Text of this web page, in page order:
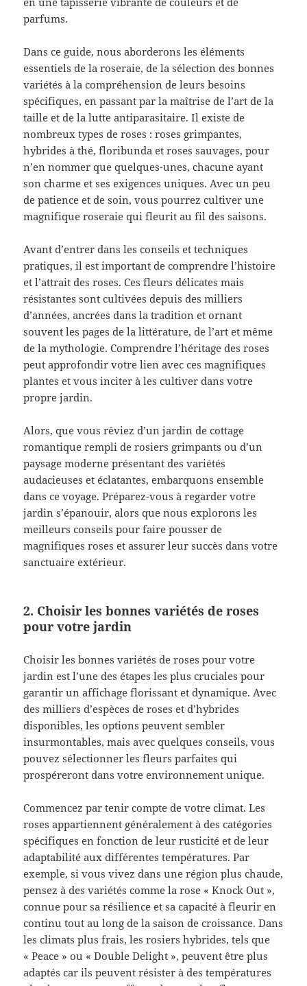
parfums.
Dans ce guide, nous aborderons les éléments
essentiels de la roseraie, de la sélection des bonnes
variétés à la compréhension de leurs besoins
spécifiques, en passant par la maîtrise de l’art de la
taille et de la lutte antiparasitaire. Il existe de
nombreux types de roses : roses grimpantes,
hybrides à thé, floribunda et roses sauvages, pour
n’en nommer que quelques-unes, chacune ayant
son charme et ses exigences uniques. Avec un peu
de patience et de soin, vous pourrez cultiver une
magnifique roseraie qui fleurit au fil des saisons.
Avant d’entrer dans les conseils et techniques
pratiques, il est important de comprendre l’histoire
et l’attrait des roses. Ces fleurs délicates mais
résistantes sont cultivées depuis des milliers
d’années, ancrées dans la tradition et ornant
souvent les pages de la littérature, de l’art et même
de la mythologie. Comprendre l’héritage des roses
peut approfondir votre lien avec ces magnifiques
plantes et vous inciter à les cultiver dans votre
propre jardin.
Alors, que vous rêviez d’un jardin de cottage
romantique rempli de rosiers grimpants ou d’un
paysage moderne présentant des variétés
audacieuses et éclatantes, embarquons ensemble
dans ce voyage. Préparez-vous à regarder votre
jardin s’épanouir, alors que nous explorons les
meilleurs conseils pour faire pousser de
magnifiques roses et assurer leur succès dans votre
sanctuaire extérieur.
2. Choisir les bonnes variétés de roses
pour votre jardin
Choisir les bonnes variétés de roses pour votre
jardin est l’une des étapes les plus cruciales pour
garantir un affichage florissant et dynamique. Avec
des milliers d’espèces de roses et d’hybrides
disponibles, les options peuvent sembler
insurmontables, mais avec quelques conseils, vous
pouvez sélectionner les fleurs parfaites qui
prospéreront dans votre environnement unique.
Commencez par tenir compte de votre climat. Les
roses appartiennent généralement à des catégories
spécifiques en fonction de leur rusticité et de leur
adaptabilité aux différentes températures. Par
exemple, si vous vivez dans une région plus chaude,
pensez à des variétés comme la rose « Knock Out »,
connue pour sa résilience et sa capacité à fleurir en
continu tout au long de la saison de croissance. Dans
les climats plus frais, les rosiers hybrides, tels que
« Peace » ou « Double Delight », peuvent être plus
adaptés car ils peuvent résister à des températures